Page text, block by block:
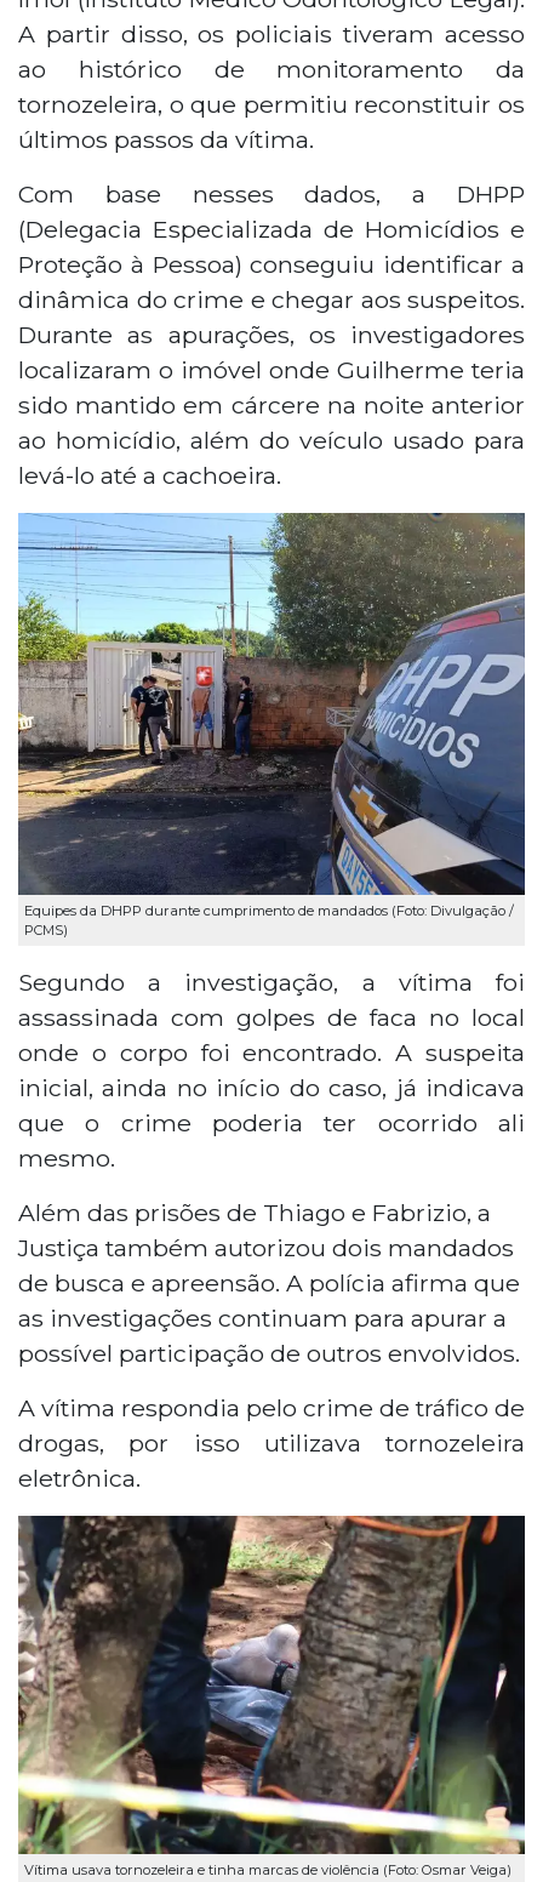
A partir disso, os policiais tiveram acesso
ao histórico de monitoramento da
tornozeleira, o que permitiu reconstituir os
últimos passos da vítima.
Com base nesses dados, a DHPP
(Delegacia Especializada de Homicídios e
Proteção à Pessoa) conseguiu identificar a
dinâmica do crime e chegar aos suspeitos.
Durante as apurações, os investigadores
localizaram o imóvel onde Guilherme teria
sido mantido em cárcere na noite anterior
ao homicídio, além do veículo usado para
levá-lo até a cachoeira.
Equipes da DHPP durante cumprimento de mandados (Foto: Divulgação /
PCMS)
Segundo a investigação, a vítima foi
assassinada com golpes de faca no local
onde o corpo foi encontrado. A suspeita
inicial, ainda no início do caso, já indicava
que o crime poderia ter ocorrido ali
mesmo.
Além das prisões de Thiago e Fabrizio, a
Justiça também autorizou dois mandados
de busca e apreensão. A polícia afirma que
as investigações continuam para apurar a
possível participação de outros envolvidos.
A vítima respondia pelo crime de tráfico de
drogas, por isso utilizava tornozeleira
eletrônica.
Vítima usava tornozeleira e tinha marcas de violência (Foto: Osmar Veiga)